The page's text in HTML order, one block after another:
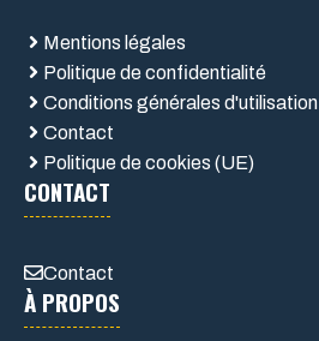
Mentions légales
Politique de confidentialité
Conditions générales d'utilisation
Contact
Politique de cookies (UE)
CONTACT
Contact
À PROPOS